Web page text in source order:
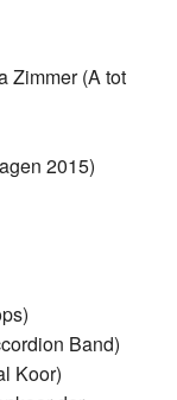
Zimmer (A tot
2015)
Band)
Koor)